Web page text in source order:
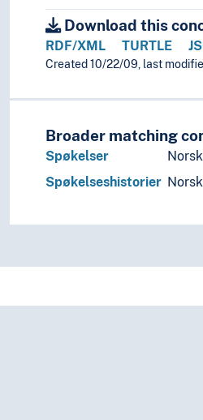
Samfunnsvitenskap
Språk
Tid i enheter, stadier og
Download this
RDF/XML TURTLE
Created 10/22/09, last
Broader matching
Spøkelser
Spøkelseshistorier